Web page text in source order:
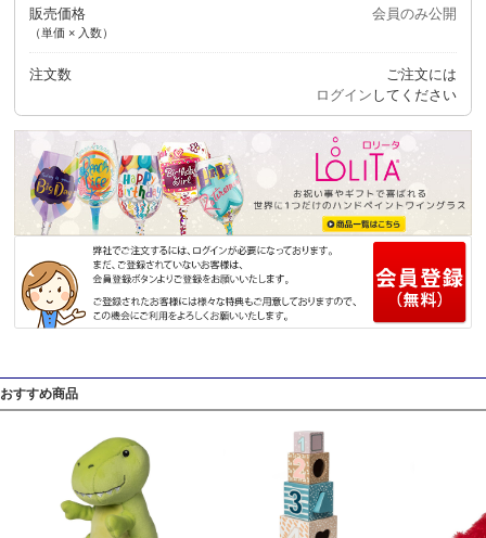
販売価格
（単価 × 入数）
会員のみ公開
注文数
ご注文には
ログイン してください
おすすめ商品